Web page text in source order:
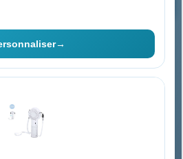
→
à tout moment. Vous trouverez pour
dans les conditions d'utilisation du
et facturation Chorus Pro